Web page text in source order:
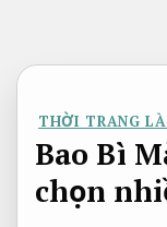
nội
dungTHỜI TRANG
Bao Bì
chọn